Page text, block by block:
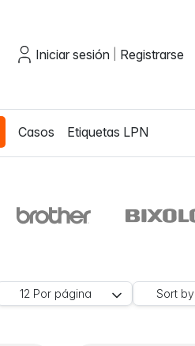
Iniciar sesión Registrarse
Casos Etiquetas LPN
12 Por página Sort by